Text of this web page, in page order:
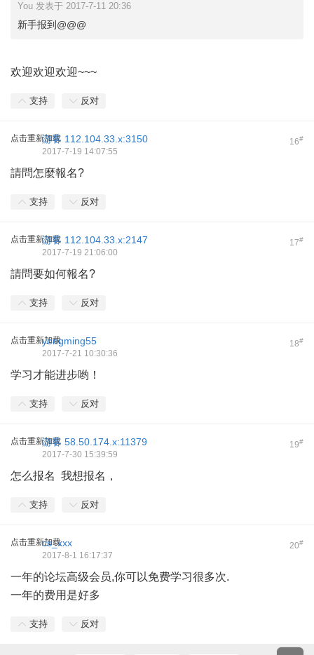
You 发表于 2017-7-11 20:36
新手报到@@@
欢迎欢迎欢迎~~~
支持 反对
点击重新加载 16#
游客 112.104.33.x:3150
2017-7-19 14:07:55
請問怎麼報名?
支持 反对
点击重新加载 17#
游客 112.104.33.x:2147
2017-7-19 21:06:00
請問要如何報名?
支持 反对
点击重新加载 18#
yongming55
2017-7-21 10:30:36
学习才能进步哟！
支持 反对
点击重新加载 19#
游客 58.50.174.x:11379
2017-7-30 15:39:59
怎么报名 我想报名，
支持 反对
点击重新加载 20#
cs_xxx
2017-8-1 16:17:37
一年的论坛高级会员,你可以免费学习很多次.
一年的费用是好多
支持 反对